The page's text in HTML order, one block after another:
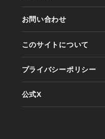
アクセス
情報セキュリティ方針
製品紹介
お問い合わせ
このサイトについて
プライバシーポリシー
公式X